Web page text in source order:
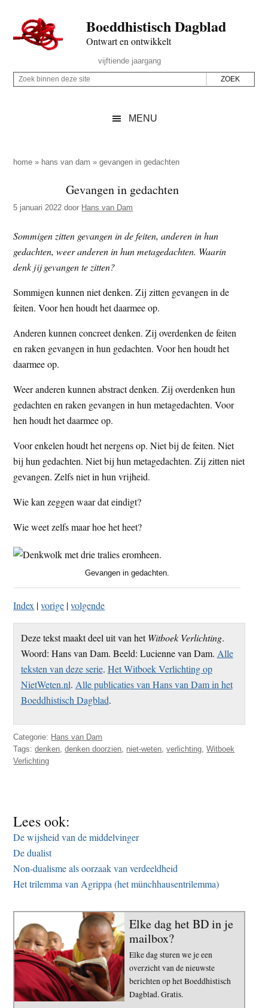
naar
de
inhoud
secondary
naar
de
sidebar
naar
de
Boeddhistisch Dagblad
Ontwart en ontwikkelt
Rechts
vijftiende jaargang
Z
p
z
e
s
i
e
Z
i
e
d
e
z
s
i
t
MENU
home » hans van dam »gevangen in gedachten
Gevangen in gedachten
5 januari 2022 door Hans van Dam
Sommigen zitten gevangen in de feiten, anderen in hun
gedachten, weer anderen in hun metagedachten. Waarin
denk jij gevangen te zitten?
Sommigen kunnen niet denken. Zij zitten gevangen in de
feiten. Voor hen houdt het daarmee op.
Anderen kunnen concreet denken. Zij overdenken de feiten
en raken gevangen in hun gedachten. Voor hen houdt het
daarmee op.
Weer anderen kunnen abstract denken. Zij overdenken hun
gedachten en raken gevangen in hun metagedachten. Voor
hen houdt het daarmee op.
Voor enkelen houdt het nergens op. Niet bij de feiten. Niet
bij hun gedachten. Niet bij hun metagedachten. Zij zitten niet
gevangen. Zelfs niet in hun vrijheid.
Wie kan zeggen waar dat eindigt?
Wie weet zelfs maar hoe het heet?
Gevangen in gedachten.
Index |vorige |volgende
Deze tekst maakt deel uit van hetWitboek Verlichting.
Woord: Hans van Dam. Beeld: Lucienne van Dam. Alle
teksten van deze serie. Het Witboek Verlichting op
NietWeten.nl. Alle publicaties van Hans van Dam in het
Boeddhistisch Dagblad.
Categorie: Hans van Dam
Tags:denken,denken doorzien, niet-weten,verlichting,Witboek
Verlichting
Lees ook:
De wijsheid van de middelvinger
De dualist
Non-dualisme als oorzaak van verdeeldheid
Het trilemma van Agrippa (het münchhausentrilemma)
Elke dag het BD in je
mailbox?
Elke dag sturen we je een
overzicht van de nieuwste
berichten op het Boeddhistisch
Dagblad. Gratis.